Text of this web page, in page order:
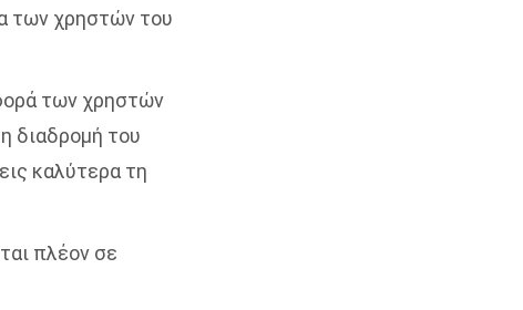
των χρηστών του
των χρηστών
διαδρομή του
καλύτερα τη
πλέον σε